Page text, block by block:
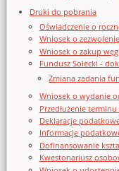
Druki do pobrania
Oświadczenie o
Wniosek o
Wniosek o zakup
Fundusz Sołecki -
Zmiana zadania
Wniosek o wydanie
Przedłużenie
Deklaracje
Informacje
Dofinansowanie
Kwestonariusz